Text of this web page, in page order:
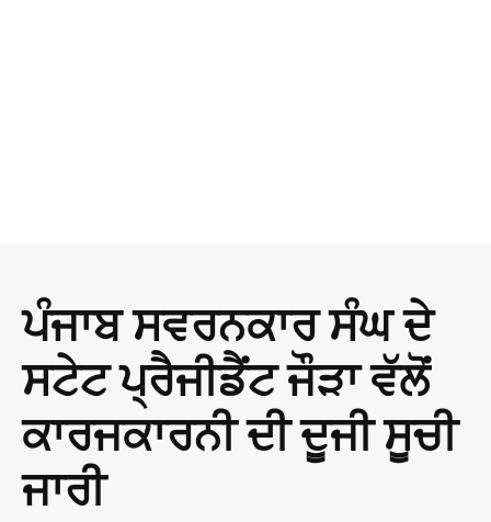
ਪੰਜਾਬ ਸਵਰਨਕਾਰ ਸੰਘ ਦੇ
ਸਟੇਟ ਪ੍ਰੈਜੀਡੈਂਟ ਜੌੜਾ ਵੱਲੋਂ
ਕਾਰਜਕਾਰਨੀ ਦੀ ਦੂਜੀ ਸੂਚੀ
ਜਾਰੀ